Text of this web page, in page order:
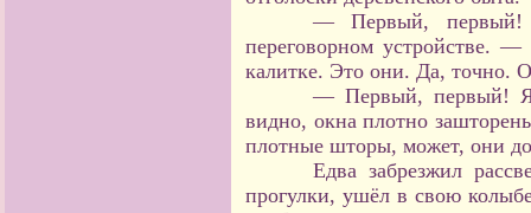
— Первый,
переговорном устройстве. —
калитке. Это они. Да, точно.
— Первый, первый!
видно, окна плотно
плотные шторы, может, они
Едва забрезжил
прогулки, ушёл в свою